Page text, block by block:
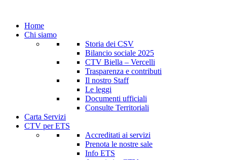
Home
Chi siamo
Storia dei CSV
Bilancio sociale 2025
CTV Biella – Vercelli
Trasparenza e contributi
Il nostro Staff
Le leggi
Documenti ufficiali
Consulte Territoriali
Carta Servizi
CTV per ETS
Accreditati ai servizi
Prenota le nostre sale
Info ETS